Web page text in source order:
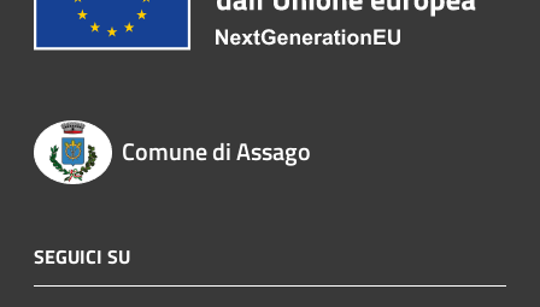
Comune di Assago
SEGUICI SU